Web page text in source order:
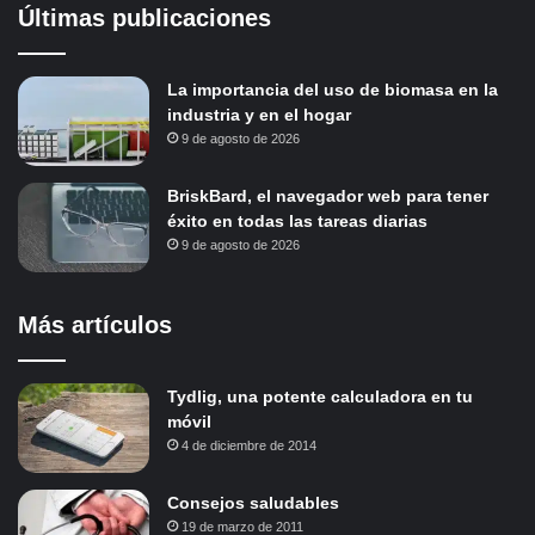
Últimas publicaciones
La importancia del uso de biomasa en la
industria y en el hogar
9 de agosto de 2026
BriskBard, el navegador web para tener
éxito en todas las tareas diarias
9 de agosto de 2026
Más artículos
Tydlig, una potente calculadora en tu
móvil
4 de diciembre de 2014
Consejos saludables
19 de marzo de 2011